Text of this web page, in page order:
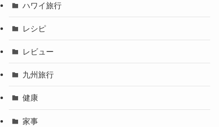
ハワイ旅行
レシピ
レビュー
九州旅行
健康
家事